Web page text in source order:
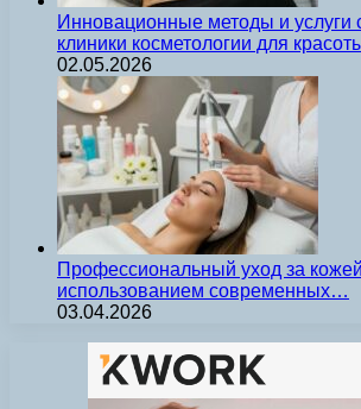
Инновационные методы и услуги
клиники косметологии для
02.05.2026
Профессиональный уход за
использованием современных…
03.04.2026